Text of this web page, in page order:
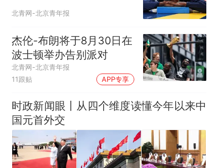
尊重
北青网-北京青年报
杰伦-布朗将于8月30日在
波士顿举办告别派对
北青网-北京青年报
11跟贴
APP专享
时政新闻眼丨从四个维度读懂今年以来中
国元首外交